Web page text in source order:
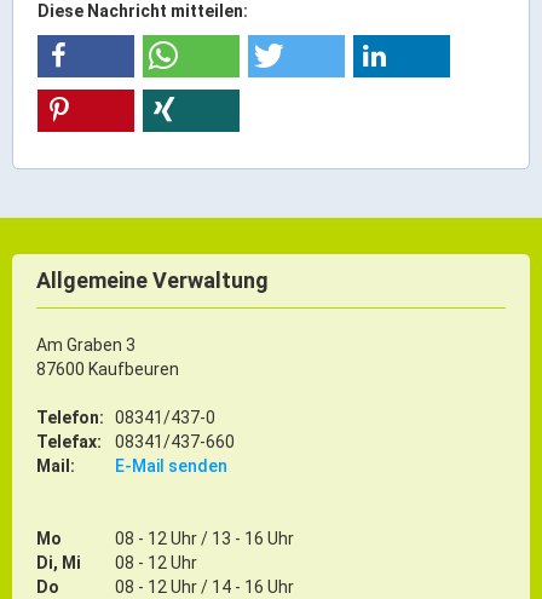
Tourismus- & Stadtmarketing
Diese Nachricht mitteilen:
Allgemeine Verwaltung
Am Graben 3
87600 Kaufbeuren
Telefon:
08341/437-0
Telefax:
08341/437-660
Mail:
E-Mail senden
Mo
08 - 12 Uhr / 13 - 16 Uhr
Di, Mi
08 - 12 Uhr
Do
08 - 12 Uhr / 14 - 16 Uhr